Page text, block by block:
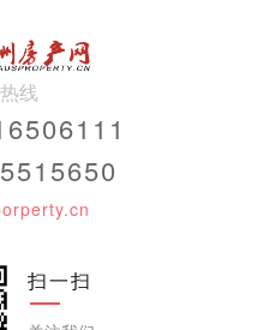
线
扫一扫